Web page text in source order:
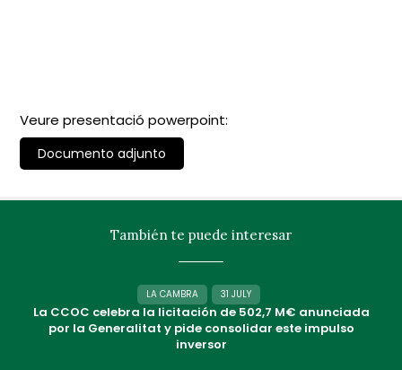
Veure presentació powerpoint:
Documento adjunto
También te puede interesar
LA CAMBRA 31 JULY
La CCOC celebra la licitación de 502,7 M€ anunciada
por la Generalitat y pide consolidar este impulso
inversor